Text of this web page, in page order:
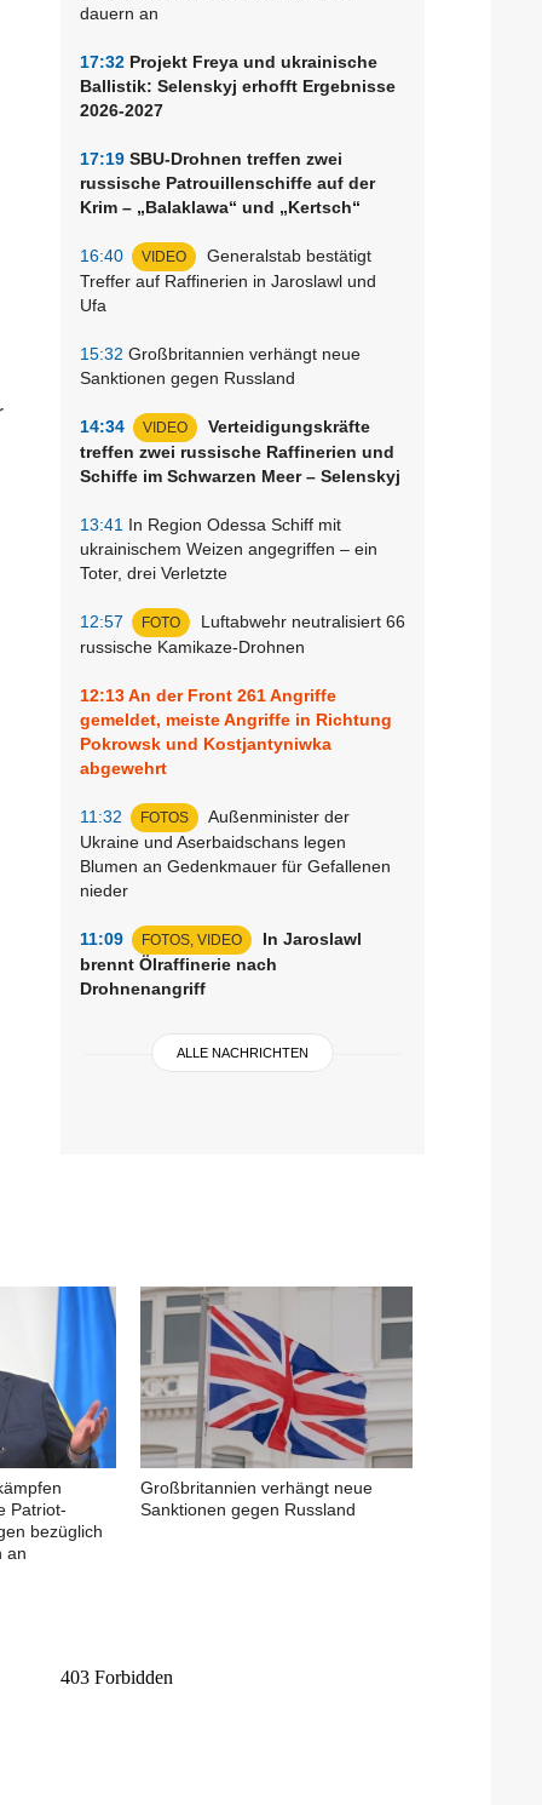
dauern an
17:32 Projekt Freya und ukrainische
Ballistik: Selenskyj erhofft Ergebnisse
2026-2027
17:19 SBU-Drohnen treffen zwei
russische Patrouillenschiffe auf der
Krim – „Balaklawa“ und „Kertsch“
16:40 VIDEO
Generalstab bestätigt
Treffer auf Raffinerien in Jaroslawl und
Ufa
15:32 Großbritannien verhängt neue
Sanktionen gegen Russland
14:34 VIDEO
Verteidigungskräfte
treffen zwei russische Raffinerien und
Schiffe im Schwarzen Meer – Selenskyj
13:41 In Region Odessa Schiff mit
ukrainischem Weizen angegriffen – ein
Toter, drei Verletzte
12:57 FOTO
Luftabwehr neutralisiert 66
russische Kamikaze-Drohnen
12:13An der Front 261 Angriffe
gemeldet, meiste Angriffe in Richtung
Pokrowsk und Kostjantyniwka
abgewehrt
11:32 FOTOS
Außenminister der
Ukraine und Aserbaidschans legen
Blumen an Gedenkmauer für Gefallenen
nieder
11:09 FOTOS, VIDEO
In Jaroslawl
brennt Ölraffinerie nach
Drohnenangriff
ALLE NACHRICHTEN
Patriot-
bezüglich
an
Großbritannien verhängt neue
Sanktionen gegen Russland